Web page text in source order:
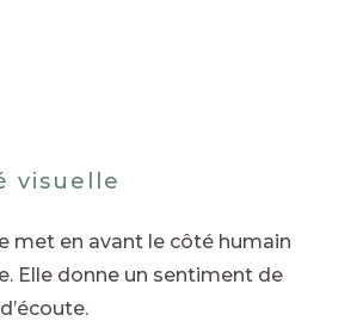
visuelle
met en avant le côté humain
Elle donne un sentiment de